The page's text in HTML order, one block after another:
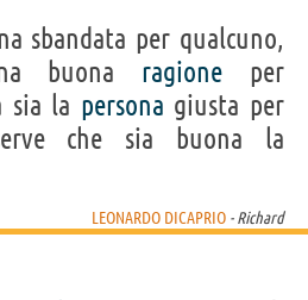
sbandata per qualcuno,
buona ragione per
sia la persona giusta per
che sia buona la
LEONARDO DICAPRIO - Richard